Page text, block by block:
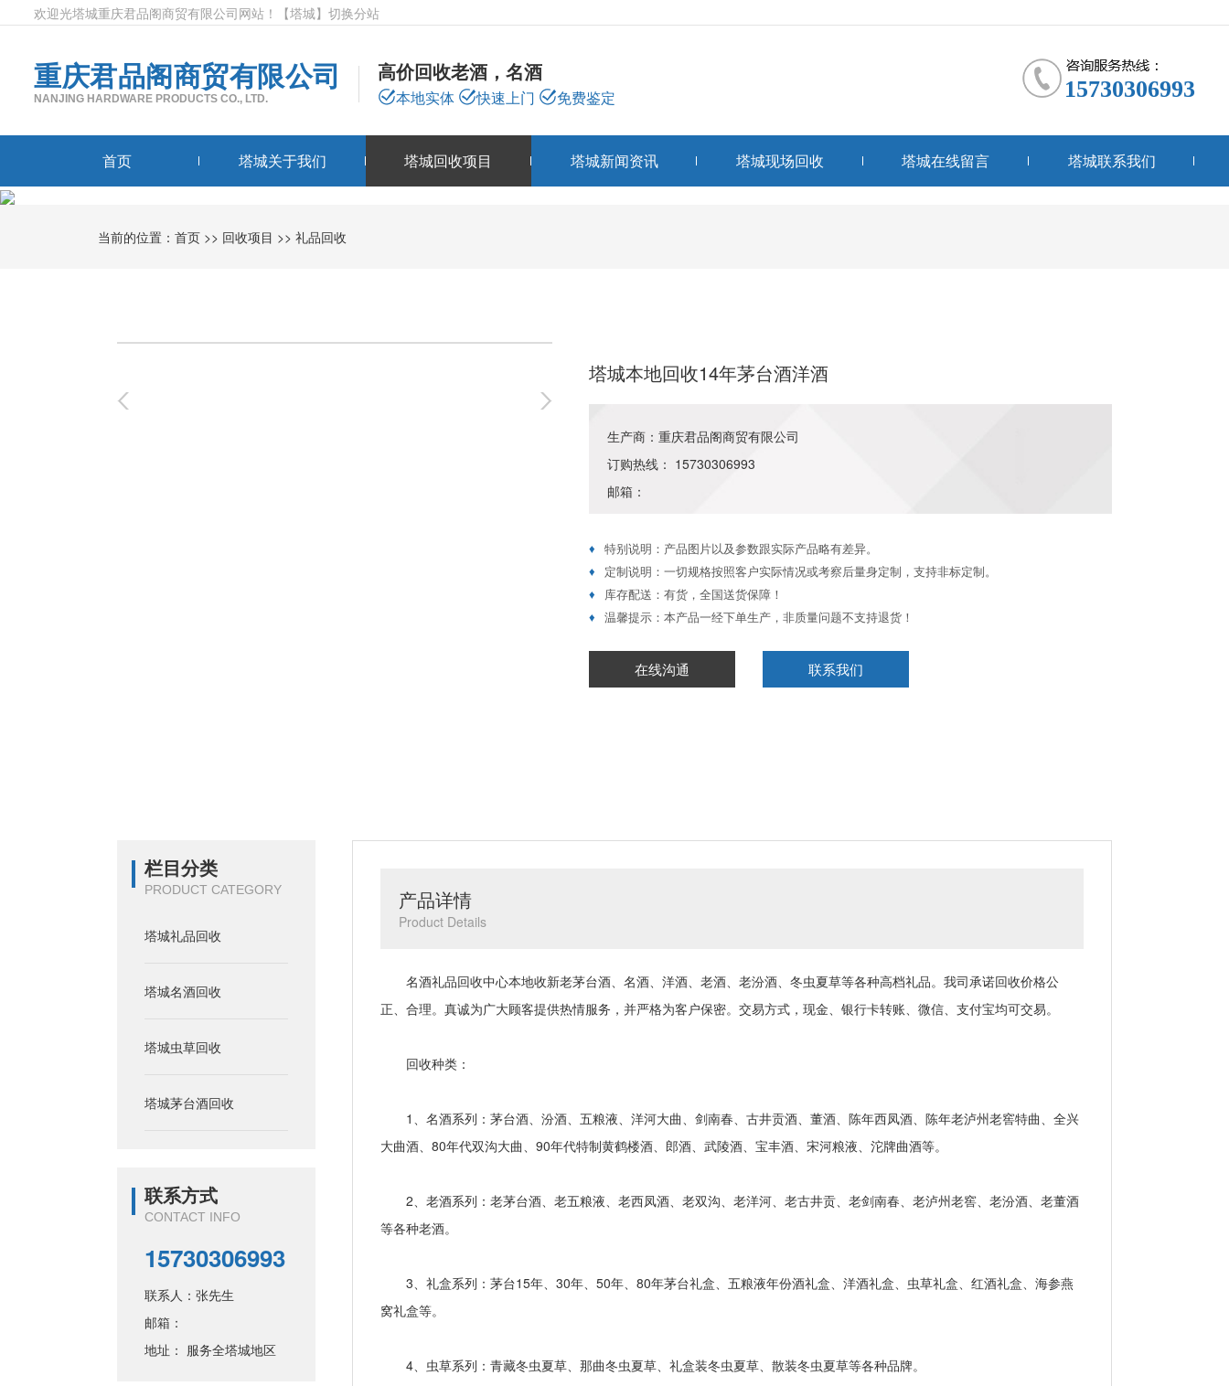
欢迎光塔城重庆君品阁商贸有限公司网站！ 【塔城】 切换分站
重庆君品阁商贸有限公司
NANJING HARDWARE PRODUCTS CO., LTD.
高价回收老酒，名酒
本地实体 快速上门 免费鉴定 15730306993
首页 塔城关于我们 塔城回收项目 塔城新闻资讯 塔城现场回收 塔城在线留言 塔城联系我们
当前的位置：首页 >> 回收项目 >>礼品回收
塔城本地回收14年茅台酒洋酒
生产商：重庆君品阁商贸有限公司
订购热线： 15730306993
邮箱：
♦ 特别说明：产品图片以及参数跟实际产品略有差异。
♦
定制说明：一切规格按照客户实际情况或考察后量身定制，支持非标定制。
♦
库存配送：有货，全国送货保障！
♦ 温馨提示：本产品一经下单生产，非质量问题不支持退货！
在线沟通 联系我们
栏目分类
PRODUCT CATEGORY
塔城礼品回收
塔城名酒回收
塔城虫草回收
塔城茅台酒回收
联系方式
CONTACT INFO
15730306993
联系人：张先生
邮箱：
地址： 服务全塔城地区
产品详情
Product Details
名酒礼品回收中心本地收新老茅台酒、名酒、洋酒、老酒、老汾酒、冬虫夏草等各种高档礼品。我司承诺回收价格公
正、合理。真诚为广大顾客提供热情服务，并严格为客户保密。交易方式，现金、银行卡转账、微信、支付宝均可交易。
回收种类：
1、名酒系列：茅台酒、汾酒、五粮液、洋河大曲、剑南春、古井贡酒、董酒、陈年西凤酒、陈年老泸州老窖特曲、全兴
大曲酒、80年代双沟大曲、90年代特制黄鹤楼酒、郎酒、武陵酒、宝丰酒、宋河粮液、沱牌曲酒等。
2、老酒系列：老茅台酒、老五粮液、老西凤酒、老双沟、老洋河、老古井贡、老剑南春、老泸州老窖、老汾酒、老董酒
等各种老酒。
3、礼盒系列：茅台15年、30年、50年、80年茅台礼盒、五粮液年份酒礼盒、洋酒礼盒、虫草礼盒、红酒礼盒、海参燕
窝礼盒等。
4、虫草系列：青藏冬虫夏草、那曲冬虫夏草、礼盒装冬虫夏草、散装冬虫夏草等各种品牌。